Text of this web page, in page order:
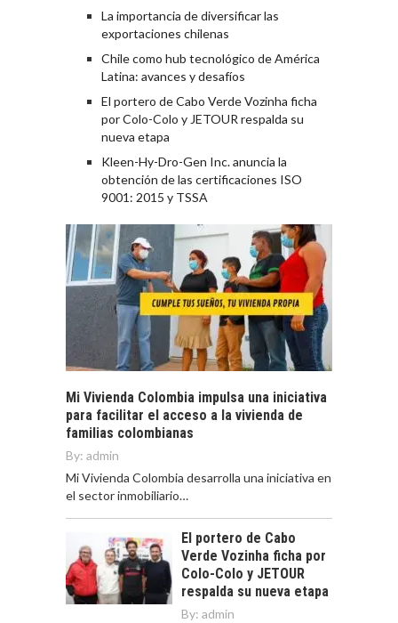
La importancia de diversificar las
exportaciones chilenas
Chile como hub tecnológico de América
Latina: avances y desafíos
El portero de Cabo Verde Vozinha ficha
por Colo-Colo y JETOUR respalda su
nueva etapa
Kleen-Hy-Dro-Gen Inc. anuncia la
obtención de las certificaciones ISO
9001: 2015 y TSSA
Mi Vivienda Colombia impulsa una iniciativa
para facilitar el acceso a la vivienda de
familias colombianas
By: admin
Mi Vivienda Colombia desarrolla una iniciativa en
el sector inmobiliario…
El portero de Cabo
Verde Vozinha ficha por
Colo-Colo y JETOUR
respalda su nueva etapa
By: admin